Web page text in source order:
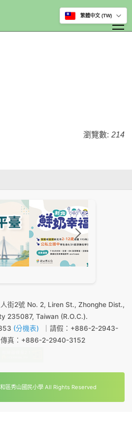
選擇網站語言
瀏覽數: 214
:::
街2號 No. 2, Liren St., Zhonghe Dist.,
235087, Taiwan (R.O.C.).
(分機表)
｜請假：+886-2-2943-
真：+886-2-2940-3152
區秀山國民小學 All Rights Reserved